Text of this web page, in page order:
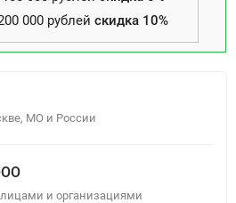
000 рублей скидка 10%
МО и России
и организациями